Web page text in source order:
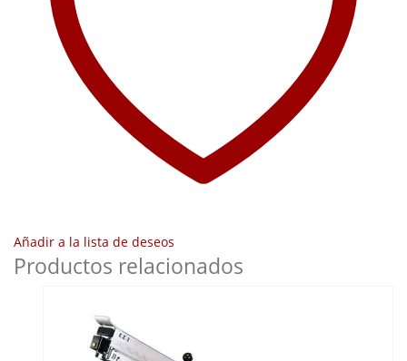
Añadir a la lista de deseos
Productos relacionados